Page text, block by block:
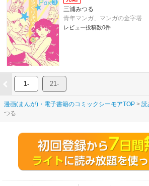
三浦みつる
青年マンガ、マンガの金字塔
レビュー投稿数0件
1- 21-
漫画(まんが)・電子書籍のコミックシーモアTOP 読
つる